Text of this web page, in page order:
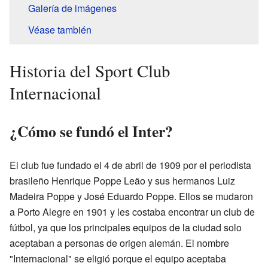
Galería de imágenes
Véase también
Historia del Sport Club
Internacional
¿Cómo se fundó el Inter?
El club fue fundado el 4 de abril de 1909 por el periodista
brasileño Henrique Poppe Leão y sus hermanos Luiz
Madeira Poppe y José Eduardo Poppe. Ellos se mudaron
a Porto Alegre en 1901 y les costaba encontrar un club de
fútbol, ya que los principales equipos de la ciudad solo
aceptaban a personas de origen alemán. El nombre
"Internacional" se eligió porque el equipo aceptaba